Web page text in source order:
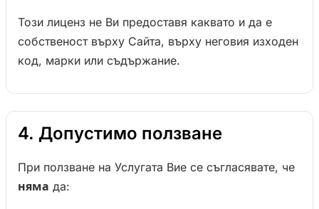
Този лиценз не Ви предоставя каквато и да е
собственост върху Сайта, върху неговия изходен
код, марки или съдържание.
4. Допустимо ползване
При ползване на Услугата Вие се съгласявате, че
няма да: